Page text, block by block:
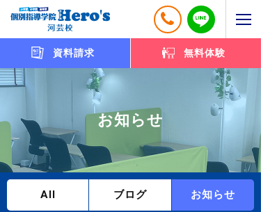
資料請求 無料体験
お知らせ
All ブログ お知らせ